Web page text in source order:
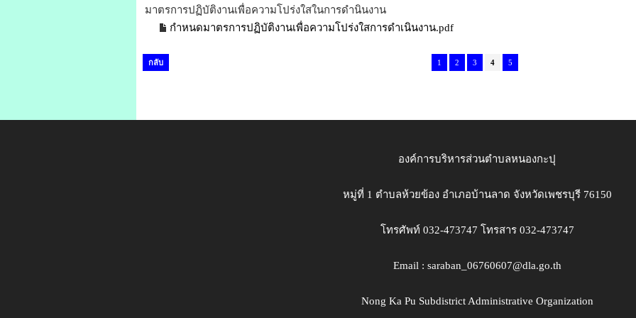
มาตรการปฏิบัติงานเพื่อความโปร่งใสในการดำนินงาน
กำหนดมาตรการปฏิบัติงานเพื่อความโปร่งใสการดำเนินงาน.pdf
กลับ 1 2 3 4 5
องค์การบริหารส่วนตำบลหนองกะปุ
หมู่ที่ 1 ตำบลห้วยข้อง อำเภอบ้านลาด จังหวัดเพชรบุรี 76150
โทรศัพท์ 032-473747 โทรสาร 032-473747
Email : saraban_06760607@dla.go.th
Nong Ka Pu Subdistrict Administrative Organization